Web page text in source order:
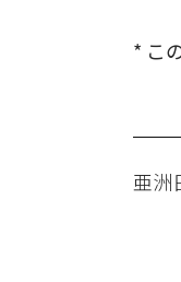
* こ
亜洲